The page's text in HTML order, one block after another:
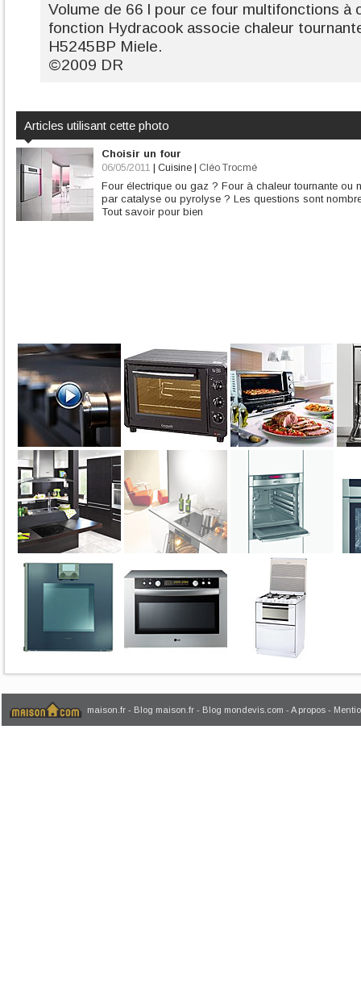
Volume de 66 l pour ce four multifonctions à
fonction Hydracook associe chaleur
H5245BP Miele.
©2009 DR
Articles utilisant cette photo
Choisir un four
06/05/2011 Cuisine Cléo Trocmé
Four électrique ou gaz ? Four à chaleur tournante ou
par catalyse ou pyrolyse ? Les questions sont
Tout savoir pour bien
maison.fr - Blog maison.fr - Blog mondevis.com - A propos -